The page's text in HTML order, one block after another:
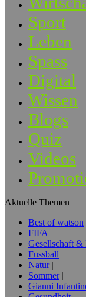
Sport
Leben
Spass
Digital
Wissen
Blogs
Quiz
Videos
Aktuelle Themen
Best of watson
FIFA
Gesellschaft
Fussball
Natur
Sommer
Gianni